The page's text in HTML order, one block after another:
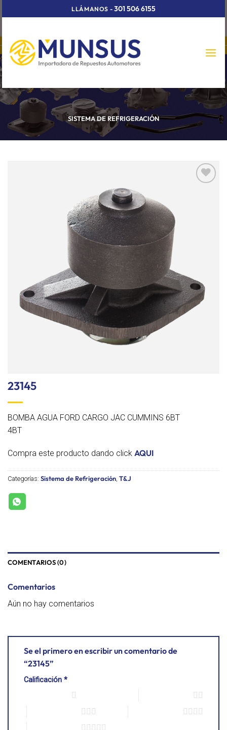
to
LLÁMANOS - 301 506 6155
SISTEMA DE REFRIGERACIÓN
23145
BOMBA AGUA FORD CARGO JAC CUMMINS 6BT
4BT
Compra este producto dando click AQUI
Categorías: Sistema de Refrigeración, T&J
COMENTARIOS (0)
Comentarios
Aún no hay comentarios
Se el primero en escribir un comentario de
“23145”
Calificación *